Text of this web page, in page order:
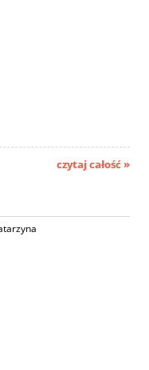
czytaj całość »